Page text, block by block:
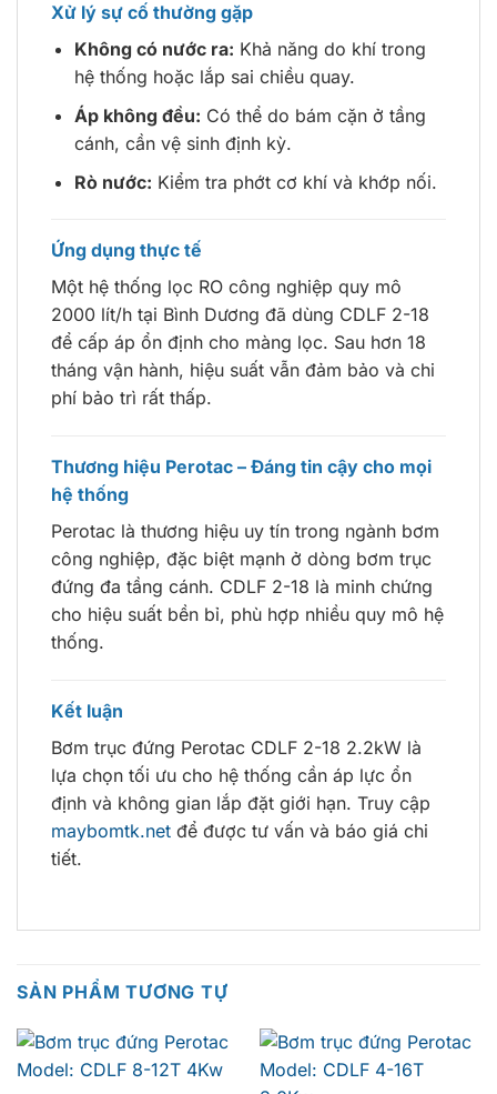
Xử lý sự cố thường gặp
Không có nước ra: Khả năng do khí trong
hệ thống hoặc lắp sai chiều quay.
Áp không đều: Có thể do bám cặn ở tầng
cánh, cần vệ sinh định kỳ.
Rò nước: Kiểm tra phớt cơ khí và khớp nối.
Ứng dụng thực tế
Một hệ thống lọc RO công nghiệp quy mô
2000 lít/h tại Bình Dương đã dùng CDLF 2-18
để cấp áp ổn định cho màng lọc. Sau hơn 18
tháng vận hành, hiệu suất vẫn đảm bảo và chi
phí bảo trì rất thấp.
Thương hiệu Perotac – Đáng tin cậy cho mọi
hệ thống
Perotac là thương hiệu uy tín trong ngành bơm
công nghiệp, đặc biệt mạnh ở dòng bơm trục
đứng đa tầng cánh. CDLF 2-18 là minh chứng
cho hiệu suất bền bỉ, phù hợp nhiều quy mô hệ
thống.
Kết luận
Bơm trục đứng Perotac CDLF 2-18 2.2kW là
lựa chọn tối ưu cho hệ thống cần áp lực ổn
định và không gian lắp đặt giới hạn. Truy cập
maybomtk.net để được tư vấn và báo giá chi
tiết.
SẢN PHẨM TƯƠNG TỰ